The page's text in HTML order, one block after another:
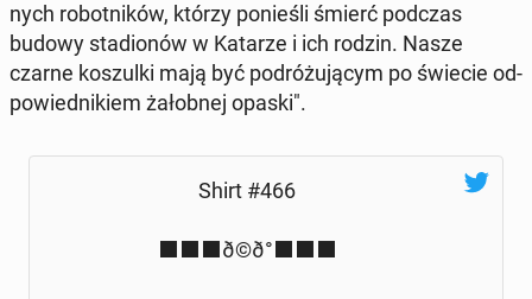
nych ro­bot­ni­ków, którzy po­nie­śli śmierć podczas
budowy sta­dio­nów w Katarze i ich rodzin. Nasze
czarne ko­szul­ki mają być po­dró­żu­ją­cym po świecie od­
po­wied­ni­kiem ża­łob­nej opaski".
Shirt #466
⬛️⬛️⬛️ð©ð°⬛️⬛️⬛️